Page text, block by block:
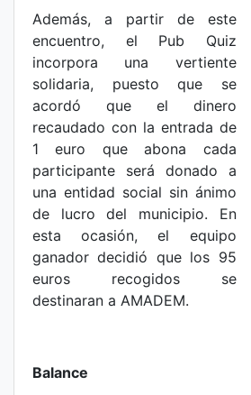
Además, a partir de este
encuentro, el Pub Quiz
incorpora una vertiente
solidaria, puesto que se
acordó que el dinero
recaudado con la entrada de
1 euro que abona cada
participante será donado a
una entidad social sin ánimo
de lucro del municipio. En
esta ocasión, el equipo
ganador decidió que los 95
euros recogidos se
destinaran a AMADEM.
Balance